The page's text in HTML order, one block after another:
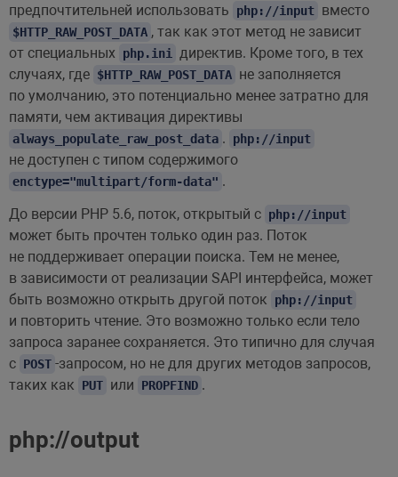
предпочтительней использовать
php://input вместо
$HTTP_RAW_POST_DATA , так как этот метод не зависит
от специальных
php.ini
директив. Кроме того, в тех
случаях, где $HTTP_RAW_POST_DATA не заполняется
по умолчанию, это потенциально менее затратно для
памяти, чем активация директивы
always_populate_raw_post_data . php://input
не доступен с типом содержимого
enctype="multipart/form-data" .
До версии PHP 5.6, поток, открытый с php://input
может быть прочтен только один раз. Поток
не поддерживает операции поиска. Тем не менее,
в зависимости от реализации SAPI интерфейса, может
быть возможно открыть другой поток
php://input
и повторить чтение. Это возможно только если тело
запроса заранее сохраняется. Это типично для случая
с POST -запросом, но не для других методов запросов,
таких как
PUT или PROPFIND .
php://output